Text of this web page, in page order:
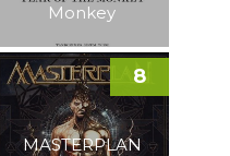
Monkey
MASTERPLAN
8